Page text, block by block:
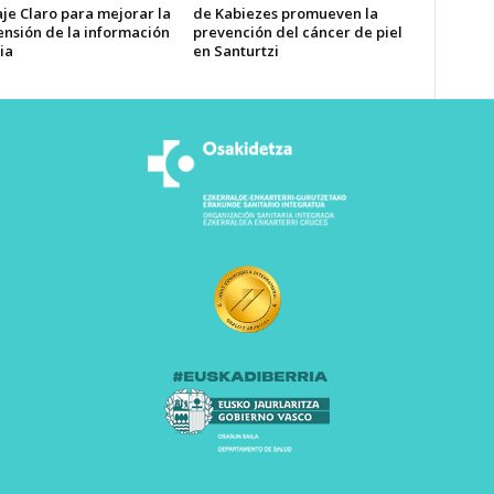
Claro para mejorar la
de la información
de Kabiezes promueven la
prevención del cáncer de piel
en Santurtzi